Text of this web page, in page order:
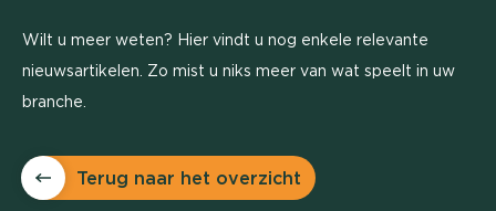
Wilt u meer weten? Hier vindt u nog enkele relevante
nieuwsartikelen. Zo mist u niks meer van wat speelt in uw
branche.
Terug naar het overzicht